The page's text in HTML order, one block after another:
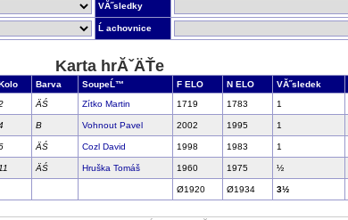
VĂ˝sledky
Ĺ achovnice
Karta hrĂˇÄŤe
Barva SoupeĹ™ F ELO N ELO VĂ˝sledek
ÄŚ Zítko Martin 1719 1783 1
B Vohnout Pavel 2002 1995 1
ÄŚ Cozl David 1998 1983 1
11 ÄŚ Hruška Tomáš 1960 1975 ½
Ø1920 Ø1934 3½